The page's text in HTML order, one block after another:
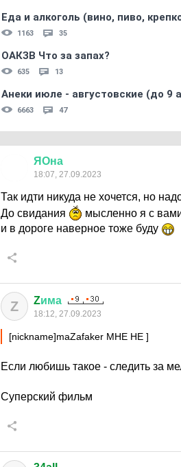
Еда и алкоголь (вино, пиво,
1163 35
ОАКЗВ Что за запах?
635 13
Анеки июле - августовские (до 9
6663 47
ЯОна
18:07, 27.09.2023
Так идти никуда не хочется, но
До свидания
мысленно я с
и в дороге наверное тоже буду
Z Zима
18:12, 27.09.2023
[nickname]maZafaker МНЕ НЕ ]
Если любишь такое - следить за
Суперский фильм